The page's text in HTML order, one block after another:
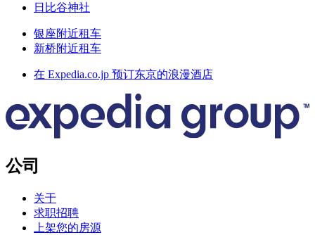
日比谷神社
银座附近租车
新桥附近租车
在 Expedia.co.jp 预订东京的浪漫酒店
公司
关于
求职招聘
上架您的房源